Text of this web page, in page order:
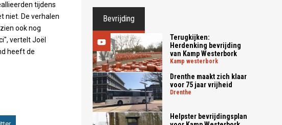
tijdens
niet. De verhalen
ook nog
vertelt Joël
heeft de
Bevrijding
Terugkijken:
Herdenking bevrijding
van Kamp Westerbork
kamp westerbork
Drenthe maakt zich klaar
voor 75 jaar vrijheid
drenthe
Helpster bevrijdingsplan